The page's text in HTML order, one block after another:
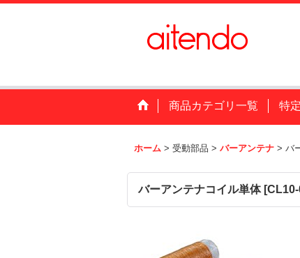
商品カテゴリ一覧 特
ホーム > 受動部品 > バーアンテナ > バ
バーアンテナコイル単体 [